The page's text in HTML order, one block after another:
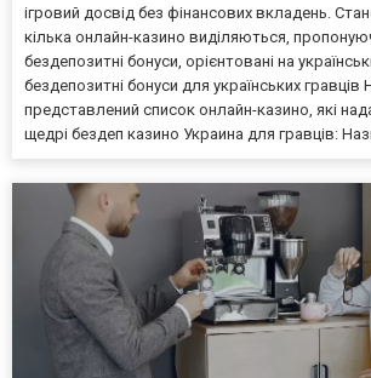
ігровий досвід без фінансових вкладень.
кілька онлайн-казино виділяються,
бездепозитні бонуси, орієнтовані на
бездепозитні бонуси для українських гравців
представлений список онлайн-казино, які
щедрі бездеп казино Украина для гравців: